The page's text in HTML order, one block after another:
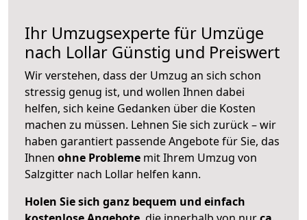
Ihr Umzugsexperte für Umzüge
nach Lollar Günstig und Preiswert
Wir verstehen, dass der Umzug an sich schon
stressig genug ist, und wollen Ihnen dabei
helfen, sich keine Gedanken über die Kosten
machen zu müssen. Lehnen Sie sich zurück – wir
haben garantiert passende Angebote für Sie, das
Ihnen ohne Probleme mit Ihrem Umzug von
Salzgitter nach Lollar helfen kann.
Holen Sie sich ganz bequem und einfach